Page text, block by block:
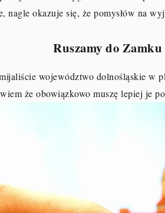
nagle okazuje się, że pomysłów na
Ruszamy do
województwo dolnośląskie w
że obowiązkowo muszę lepiej je